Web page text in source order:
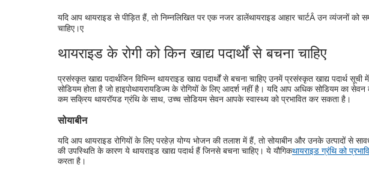
यदि आप थायराइड से पीड़ित हैं, तो निम्नलिखित पर एक नजर डालेंथायराइड आहार चार्टÂ उन व्यंजनों को
चाहिए।ए
थायराइड के रोगी को किन खाद्य पदार्थों से बचना चाहिए
प्रसंस्कृत खाद्य पदार्थजिन विभिन्न थायराइड खाद्य पदार्थों से बचना चाहिए उनमें प्रसंस्कृत खाद्य पदार्थ
सोडियम होता है जो हाइपोथायरायडिज्म के रोगियों के लिए आदर्श नहीं है। यदि आप अधिक सोडियम का
कम सक्रिय थायरॉयड ग्रंथि के साथ, उच्च सोडियम सेवन आपके स्वास्थ्य को प्रभावित कर सकता है।
सोयाबीन
यदि आप थायराइड रोगियों के लिए परहेज़ योग्य भोजन की तलाश में हैं, तो सोयाबीन और उनके उत्पादों से
की उपस्थिति के कारण ये थायराइड खाद्य पदार्थ हैं जिनसे बचना चाहिए। ये यौगिकथायराइड ग्रंथि को
करता है।